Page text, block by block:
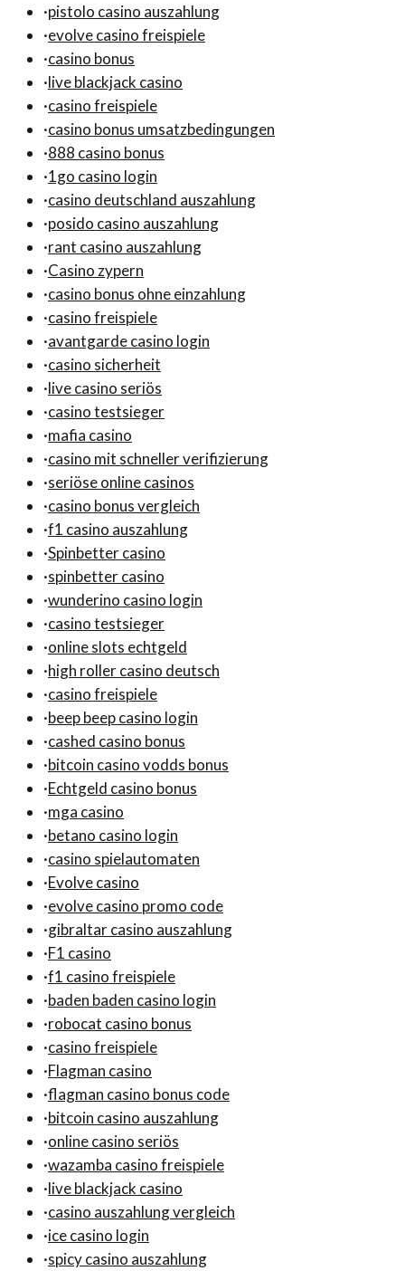
·pistolo casino auszahlung
·evolve casino freispiele
·casino bonus
·live blackjack casino
·casino freispiele
·casino bonus umsatzbedingungen
·888 casino bonus
·1go casino login
·casino deutschland auszahlung
·posido casino auszahlung
·rant casino auszahlung
·Casino zypern
·casino bonus ohne einzahlung
·casino freispiele
·avantgarde casino login
·casino sicherheit
·live casino seriös
·casino testsieger
·mafia casino
·casino mit schneller verifizierung
·seriöse online casinos
·casino bonus vergleich
·f1 casino auszahlung
·Spinbetter casino
·spinbetter casino
·wunderino casino login
·casino testsieger
·online slots echtgeld
·high roller casino deutsch
·casino freispiele
·beep beep casino login
·cashed casino bonus
·bitcoin casino vodds bonus
·Echtgeld casino bonus
·mga casino
·betano casino login
·casino spielautomaten
·Evolve casino
·evolve casino promo code
·gibraltar casino auszahlung
·F1 casino
·f1 casino freispiele
·baden baden casino login
·robocat casino bonus
·casino freispiele
·Flagman casino
·flagman casino bonus code
·bitcoin casino auszahlung
·online casino seriös
·wazamba casino freispiele
·live blackjack casino
·casino auszahlung vergleich
·ice casino login
·spicy casino auszahlung